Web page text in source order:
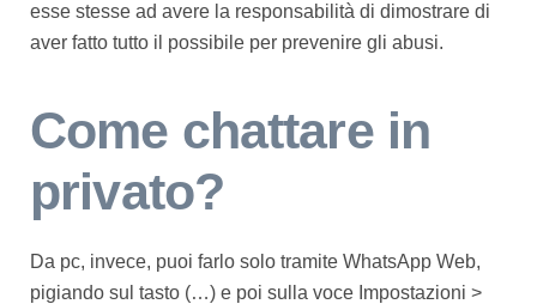
esse stesse ad avere la responsabilità di dimostrare di
aver fatto tutto il possibile per prevenire gli abusi.
Come chattare in
privato?
Da pc, invece, puoi farlo solo tramite WhatsApp Web,
pigiando sul tasto (…) e poi sulla voce Impostazioni >